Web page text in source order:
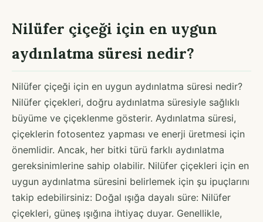
Nilüfer çiçeği için en uygun
aydınlatma süresi nedir?
Nilüfer çiçeği için en uygun aydınlatma süresi nedir?
Nilüfer çiçekleri, doğru aydınlatma süresiyle sağlıklı
büyüme ve çiçeklenme gösterir. Aydınlatma süresi,
çiçeklerin fotosentez yapması ve enerji üretmesi için
önemlidir. Ancak, her bitki türü farklı aydınlatma
gereksinimlerine sahip olabilir. Nilüfer çiçekleri için en
uygun aydınlatma süresini belirlemek için şu ipuçlarını
takip edebilirsiniz: Doğal ışığa dayalı süre: Nilüfer
çiçekleri, güneş ışığına ihtiyaç duyar. Genellikle,